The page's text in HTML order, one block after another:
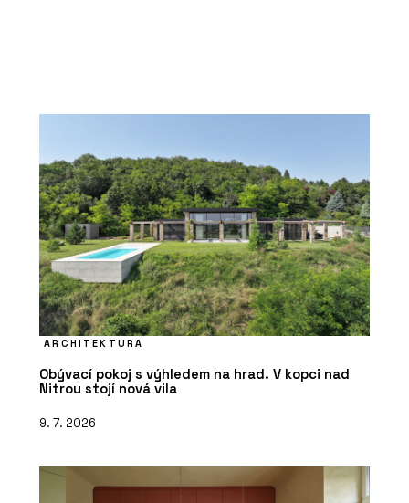
ARCHITEKTURA
Obývací pokoj s výhledem na hrad. V kopci nad
Nitrou stojí nová vila
9. 7. 2026